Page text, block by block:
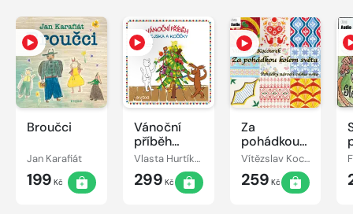
Broučci
Jan Karafiát
199 Kč
Vánoční
příběh
pejska a
kočičky
Vlasta Hurtíková
299 Kč
Za
pohádkou
kolem
světa
Vítězslav Kocourek
259 Kč